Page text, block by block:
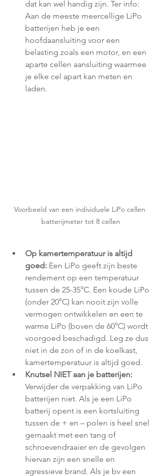
dat kan wel handig zijn. Ter info:
Aan de meeste meercellige LiPo
batterijen heb je een
hoofdaansluiting voor een
belasting zoals een motor, en een
aparte cellen aansluiting waarmee
je elke cel apart kan meten en
laden.
Voorbeeld van een individuele LiPo cellen
batterijmeter tot 8 cellen
Op kamertemperatuur is altijd
goed: Een LiPo geeft zijn beste
rendement op een temperatuur
tussen de 25-35°C. Een koude LiPo
(onder 20°C) kan nooit zijn volle
vermogen ontwikkelen en een te
warme LiPo (boven de 60°C) wordt
voorgoed beschadigd. Leg ze dus
niet in de zon of in de koelkast,
kamertemperatuur is altijd goed.
Knutsel NIET aan je batterijen:
Verwijder de verpakking van LiPo
batterijen niet. Als je een LiPo
batterij opent is een kortsluiting
tussen de + en – polen is heel snel
gemaakt met een tang of
schroevendraaier en de gevolgen
hiervan zijn een snelle en
agressieve brand. Als je bv een